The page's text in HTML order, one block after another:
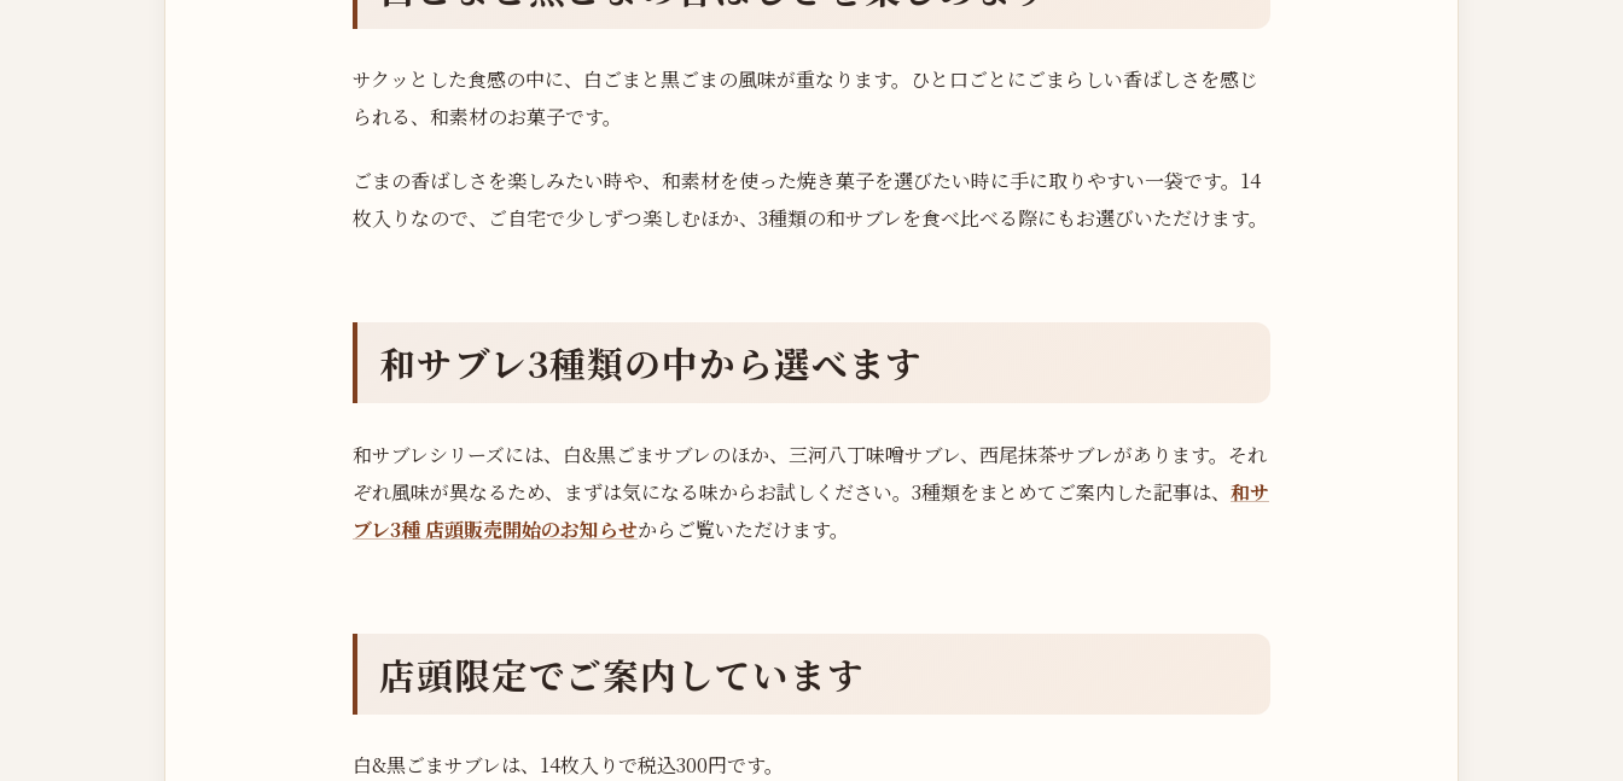
サクッとした食感の中に、白ごまと黒ごまの風味が重なります。ひと口ごとにごまらしい香ばしさを感じ
られる、和素材のお菓子です。
ごまの香ばしさを楽しみたい時や、和素材を使った焼き菓子を選びたい時に手に取りやすい一袋です。14
枚入りなので、ご自宅で少しずつ楽しむほか、3種類の和サブレを食べ比べる際にもお選びいただけます。
和サブレ3種類の中から選べます
和サブレシリーズには、白&黒ごまサブレのほか、三河八丁味噌サブレ、西尾抹茶サブレがあります。それ
ぞれ風味が異なるため、まずは気になる味からお試しください。3種類をまとめてご案内した記事は、 和サ
ブレ3種 店頭販売開始のお知らせからご覧いただけます。
店頭限定でご案内しています
白&黒ごまサブレは、14枚入りで税込300円です。